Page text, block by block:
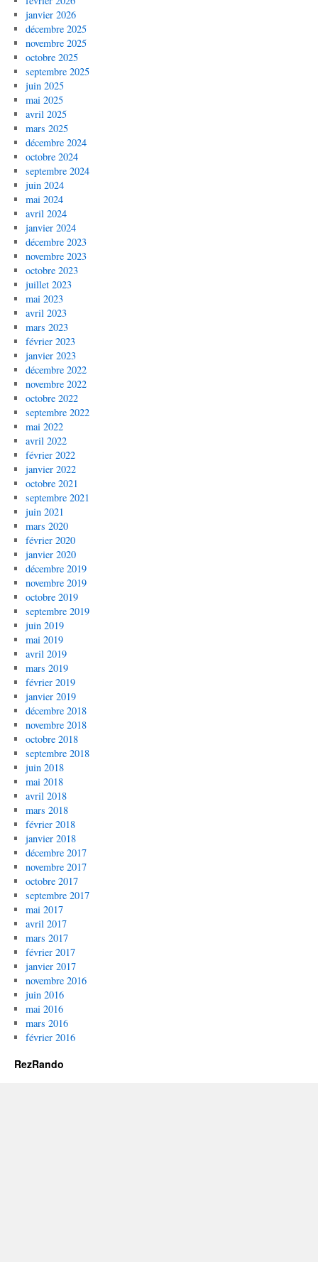
janvier 2026
décembre 2025
novembre 2025
octobre 2025
septembre 2025
juin 2025
mai 2025
avril 2025
mars 2025
décembre 2024
octobre 2024
septembre 2024
juin 2024
mai 2024
avril 2024
janvier 2024
décembre 2023
novembre 2023
octobre 2023
juillet 2023
mai 2023
avril 2023
mars 2023
février 2023
janvier 2023
décembre 2022
novembre 2022
octobre 2022
septembre 2022
mai 2022
avril 2022
février 2022
janvier 2022
octobre 2021
septembre 2021
juin 2021
mars 2020
février 2020
janvier 2020
décembre 2019
novembre 2019
octobre 2019
septembre 2019
juin 2019
mai 2019
avril 2019
mars 2019
février 2019
janvier 2019
décembre 2018
novembre 2018
octobre 2018
septembre 2018
juin 2018
mai 2018
avril 2018
mars 2018
février 2018
janvier 2018
décembre 2017
novembre 2017
octobre 2017
septembre 2017
mai 2017
avril 2017
mars 2017
février 2017
janvier 2017
novembre 2016
juin 2016
mai 2016
mars 2016
février 2016
RezRando